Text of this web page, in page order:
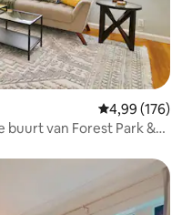
Gemiddelde
4,99 (176)
van Forest Park &